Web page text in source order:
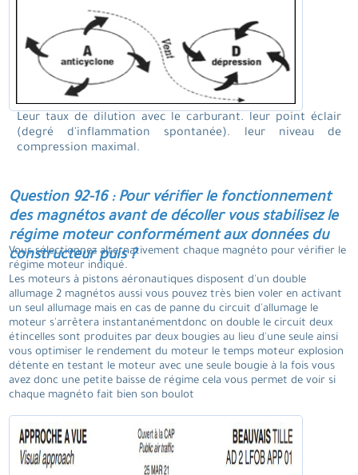
Leur taux de dilution avec le carburant. leur point éclair
(degré d'inflammation spontanée). leur niveau de
compression maximal.
Question 92-16 : Pour vérifier le fonctionnement
des magnétos avant de décoller vous stabilisez le
régime moteur conformément aux données du
constructeur puis ?
Vous sélectionnez alternativement chaque magnéto pour vérifier le
régime moteur indiqué.
Les moteurs à pistons aéronautiques disposent d'un double
allumage 2 magnétos aussi vous pouvez très bien voler en activant
un seul allumage mais en cas de panne du circuit d'allumage le
moteur s'arrêtera instantanémentdonc on double le circuit deux
étincelles sont produites par deux bougies au lieu d'une seule ainsi
vous optimiser le rendement du moteur le temps moteur explosion
détente en testant le moteur avec une seule bougie à la fois vous
avez donc une petite baisse de régime cela vous permet de voir si
chaque magnéto fait bien son boulot